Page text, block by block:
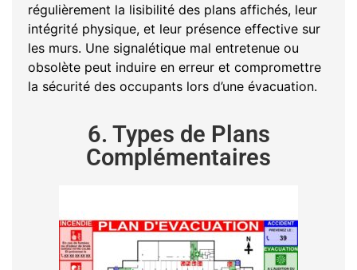
régulièrement la lisibilité des plans affichés, leur
intégrité physique, et leur présence effective sur
les murs. Une signalétique mal entretenue ou
obsolète peut induire en erreur et compromettre
la sécurité des occupants lors d’une évacuation.
6. Types de Plans
Complémentaires